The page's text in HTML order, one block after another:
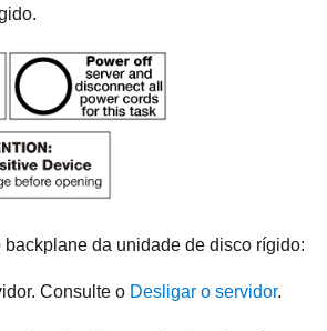
backplane da unidade de disco rígido:
Consulte o Desligar o servidor.